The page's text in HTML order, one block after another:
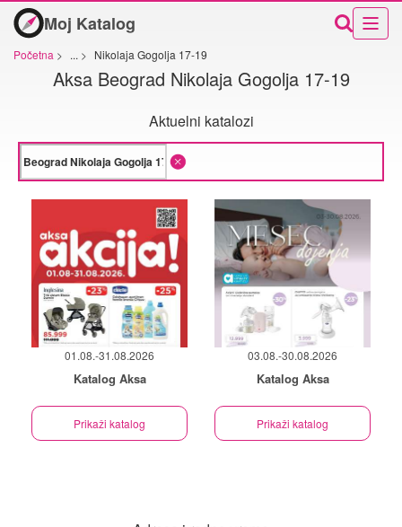
Moj Katalog
Početna > ... > Nikolaja Gogolja 17-19
Aksa Beograd Nikolaja Gogolja 17-19
Aktuelni katalozi
01.08.-31.08.2026
Katalog Aksa
Prikaži katalog
03.08.-30.08.2026
Katalog Aksa
Prikaži katalog